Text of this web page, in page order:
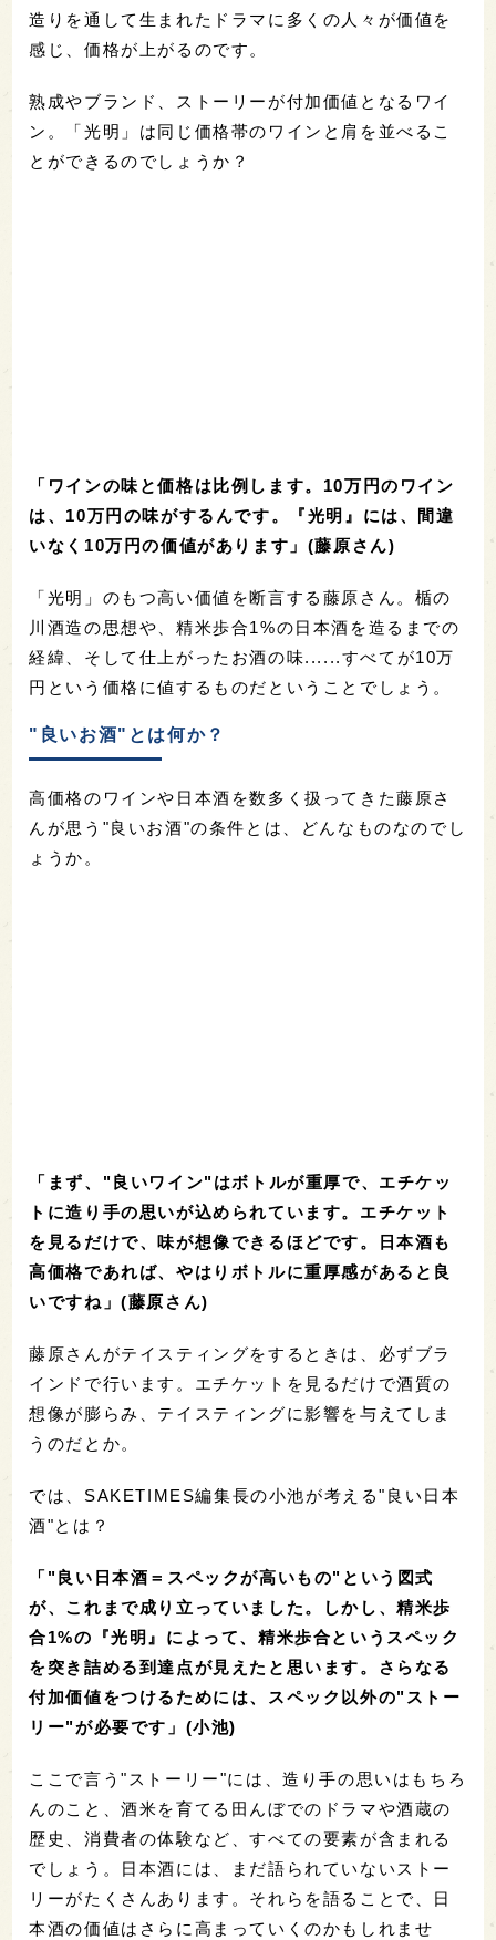
造りを通して生まれたドラマに多くの人々が価値を
感じ、価格が上がるのです。
熟成やブランド、ストーリーが付加価値となるワイ
ン。「光明」は同じ価格帯のワインと肩を並べるこ
とができるのでしょうか？
「ワインの味と価格は比例します。10万円のワイン
は、10万円の味がするんです。『光明』には、間違
いなく10万円の価値があります」(藤原さん)
「光明」のもつ高い価値を断言する藤原さん。楯の
川酒造の思想や、精米歩合1%の日本酒を造るまでの
経緯、そして仕上がったお酒の味......すべてが10万
円という価格に値するものだということでしょう。
"良いお酒"とは何か？
高価格のワインや日本酒を数多く扱ってきた藤原さ
んが思う"良いお酒"の条件とは、どんなものなのでし
ょうか。
「まず、"良いワイン"はボトルが重厚で、エチケッ
トに造り手の思いが込められています。エチケット
を見るだけで、味が想像できるほどです。日本酒も
高価格であれば、やはりボトルに重厚感があると良
いですね」(藤原さん)
藤原さんがテイスティングをするときは、必ずブラ
インドで行います。エチケットを見るだけで酒質の
想像が膨らみ、テイスティングに影響を与えてしま
うのだとか。
では、SAKETIMES編集長の小池が考える"良い日本
酒"とは？
「"良い日本酒＝スペックが高いもの"という図式
が、これまで成り立っていました。しかし、精米歩
合1%の『光明』によって、精米歩合というスペック
を突き詰める到達点が見えたと思います。さらなる
付加価値をつけるためには、スペック以外の"ストー
リー"が必要です」(小池)
ここで言う"ストーリー"には、造り手の思いはもちろ
んのこと、酒米を育てる田んぼでのドラマや酒蔵の
歴史、消費者の体験など、すべての要素が含まれる
でしょう。日本酒には、まだ語られていないストー
リーがたくさんあります。それらを語ることで、日
本酒の価値はさらに高まっていくのかもしれませ